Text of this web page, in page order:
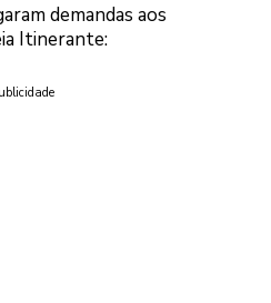
demandas aos
Itinerante: